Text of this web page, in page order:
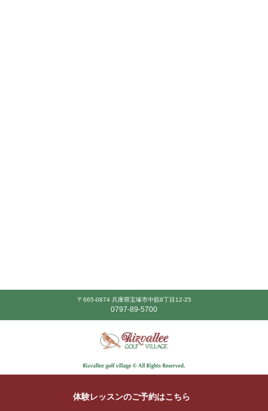
〒665-0874 兵庫県宝塚市中筋8丁目12-25
0797-89-5700
体験レッスンのご予約はこちら